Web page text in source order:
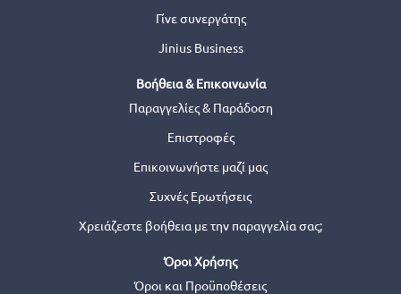
Γίνε συνεργάτης
Jinius Business
Βοήθεια & Επικοινωνία
Παραγγελίες & Παράδοση
Επιστροφές
Επικοινωνήστε μαζί μας
Συχνές Ερωτήσεις
Χρειάζεστε βοήθεια με την παραγγελία σας;
Όροι Χρήσης
Όροι και Προϋποθέσεις